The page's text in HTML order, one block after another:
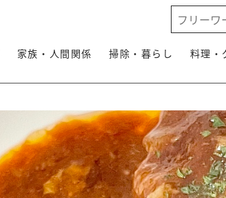
家族・人間関係 掃除・暮らし 料理・